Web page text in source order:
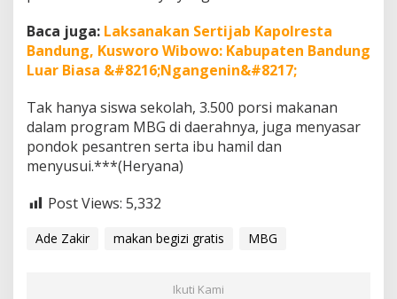
Baca juga: Laksanakan Sertijab Kapolresta
Bandung, Kusworo Wibowo: Kabupaten Bandung
Luar Biasa &#8216;Ngangenin&#8217;
Tak hanya siswa sekolah, 3.500 porsi makanan
dalam program MBG di daerahnya, juga menyasar
pondok pesantren serta ibu hamil dan
menyusui.***(Heryana)
Post Views: 5,332
Ade Zakir makan begizi gratis MBG
Ikuti Kami